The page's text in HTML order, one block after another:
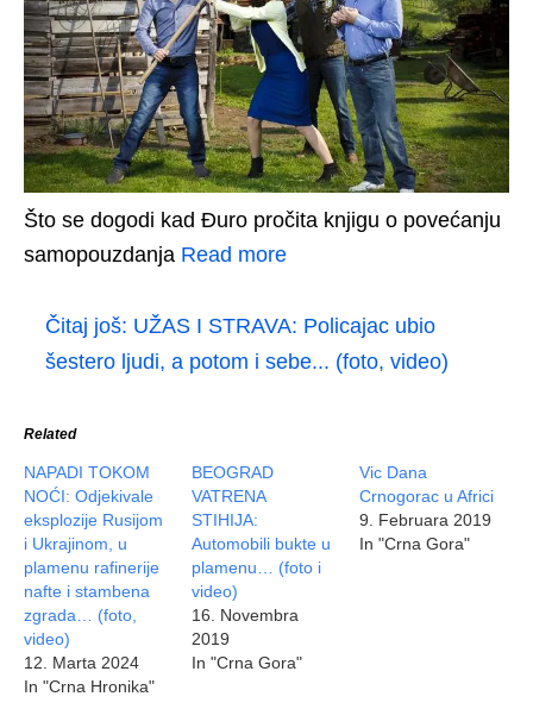
Što se dogodi kad Đuro pročita knjigu o povećanju
samopouzdanja Read more
Čitaj još: UŽAS I STRAVA: Policajac ubio
šestero ljudi, a potom i sebe... (foto, video)
Related
NAPADI TOKOM
NOĆI: Odjekivale
eksplozije Rusijom
i Ukrajinom, u
plamenu rafinerije
nafte i stambena
zgrada… (foto,
video)
12. Marta 2024
In "Crna Hronika"
BEOGRAD
VATRENA
STIHIJA:
Automobili bukte u
plamenu… (foto i
video)
16. Novembra
2019
In "Crna Gora"
Vic Dana
Crnogorac u Africi
9. Februara 2019
In "Crna Gora"